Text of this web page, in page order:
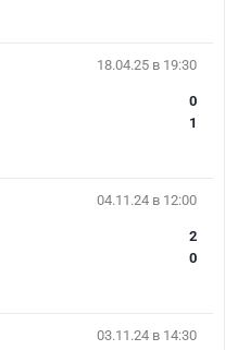
18.04.25 в 19:30
0
1
04.11.24 в 12:00
2
0
03.11.24 в 14:30